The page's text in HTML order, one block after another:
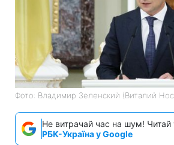
Фото: Владимир Зеленский (Виталий
Не витрачай час на шум! Читай
РБК-Україна у Google